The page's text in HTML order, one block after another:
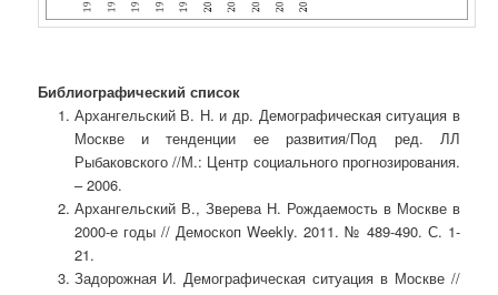
Библиографический список
Архангельский В. Н. и др. Демографическая ситуация в
Москве и тенденции ее развития/Под ред. ЛЛ
Рыбаковского //М.: Центр социального прогнозирования.
– 2006.
Архангельский В., Зверева Н. Рождаемость в Москве в
2000-е годы // Демоскоп Weekly. 2011. № 489-490. С. 1-
21.
Задорожная И. Демографическая ситуация в Москве //